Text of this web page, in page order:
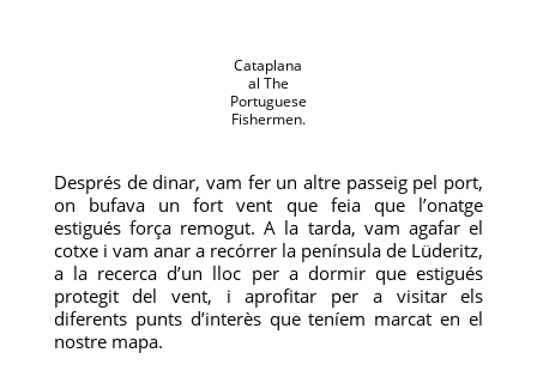
Cataplana
al The
Portuguese
Fishermen.
Després de dinar, vam fer un altre passeig pel port,
on bufava un fort vent que feia que l’onatge
estigués força remogut. A la tarda, vam agafar el
cotxe i vam anar a recórrer la península de Lüderitz,
a la recerca d’un lloc per a dormir que estigués
protegit del vent, i aprofitar per a visitar els
diferents punts d’interès que teníem marcat en el
nostre mapa.